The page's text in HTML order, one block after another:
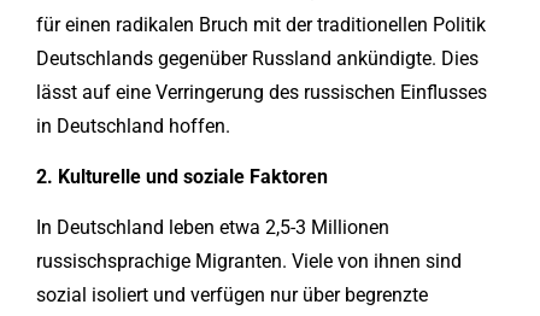
für einen radikalen Bruch mit der traditionellen Politik
Deutschlands gegenüber Russland ankündigte. Dies
lässt auf eine Verringerung des russischen Einflusses
in Deutschland hoffen.
2. Kulturelle und soziale Faktoren
In Deutschland leben etwa 2,5-3 Millionen
russischsprachige Migranten. Viele von ihnen sind
sozial isoliert und verfügen nur über begrenzte